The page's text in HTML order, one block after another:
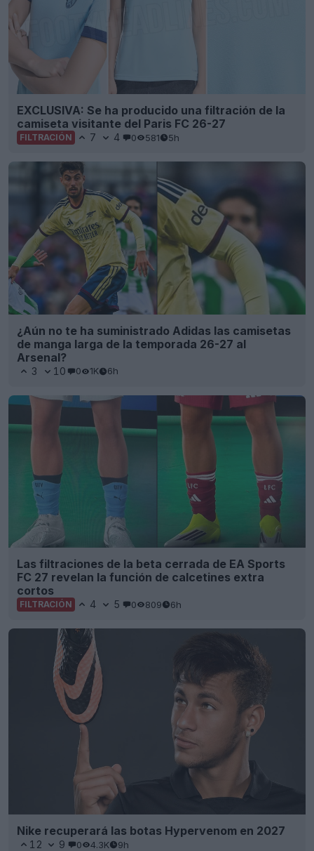
EXCLUSIVA: Se ha producido una filtración de la
camiseta visitante del Paris FC 26-27
FILTRACIÓN 7 4 0 581 5h
¿Aún no te ha suministrado Adidas las camisetas
de manga larga de la temporada 26-27 al
Arsenal?
3 10 0 1K 6h
Las filtraciones de la beta cerrada de EA Sports
FC 27 revelan la función de calcetines extra
cortos
FILTRACIÓN 4 5 0 809 6h
Nike recuperará las botas Hypervenom en 2027
12 9 0 4.3K 9h